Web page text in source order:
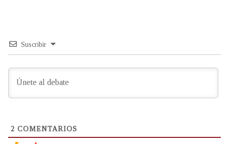
Suscribir
2 COMENTARIOS